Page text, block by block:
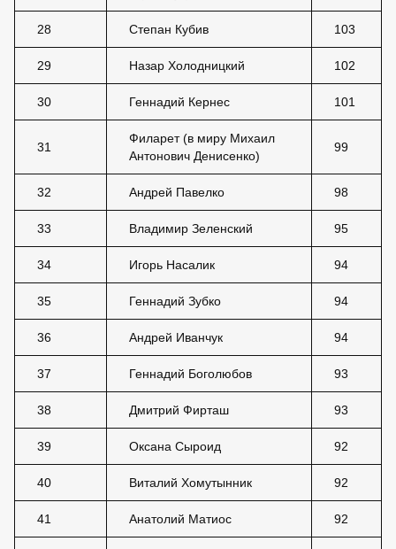
28 Степан Кубив 103
29 Назар Холодницкий 102
30 Геннадий Кернес 101
31
Филарет (в миру Михаил
Антонович Денисенко)
99
32 Андрей Павелко 98
33 Владимир Зеленский 95
34 Игорь Насалик 94
35 Геннадий Зубко 94
36 Андрей Иванчук 94
37 Геннадий Боголюбов 93
38 Дмитрий Фирташ 93
39 Оксана Сыроид 92
40 Виталий Хомутынник 92
41 Анатолий Матиос 92